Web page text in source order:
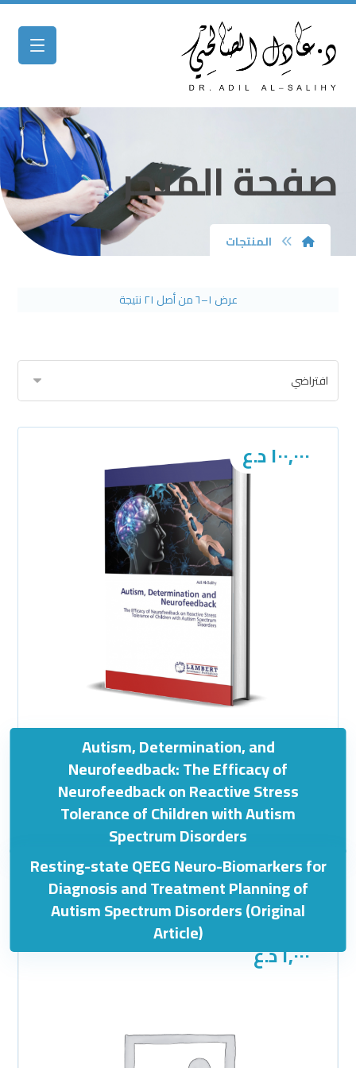
صفحة المتجر
المنتجات
عرض ١–٦ من أصل ٢١ نتيجة
Autism, Determination, and
Neurofeedback: The Efficacy of
Neurofeedback on Reactive Stress
Tolerance of Children with Autism
Spectrum Disorders
١٠٠,٠٠٠د.ع
Resting-state QEEG Neuro-Biomarkers for
Diagnosis and Treatment Planning of
Autism Spectrum Disorders (Original
Article)
د.ع
١,٠٠٠د.ع